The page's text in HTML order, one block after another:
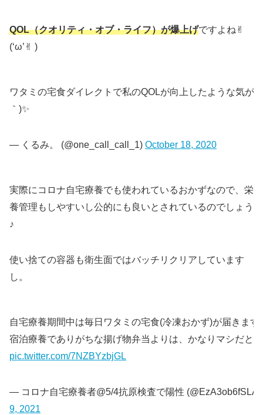
QOL（クオリティ・オブ・ライフ）が爆上げですよね✌︎
(‘ω’✌︎ )
ワタミの宅食ダイレクトで私のQOLが向上したような気が
｀)✨
— くるみ。 (@one_call_call_1) October 18, 2020
実際にコロナ自宅療養でも使われているおかずなので、栄
養管理もしやすいし公的にも良いとされているのでしょう
♪
使い捨ての容器も衛生面ではバッチリクリアしています
し。
自宅療養期間中は毎日ワタミの宅食(冷凍おかず)が届きます
宿泊療養でありがちな揚げ物弁当よりは、かなりマシだと
pic.twitter.com/7NZBYzbjGL
— コロナ自宅療養者@5/4抗原検査で陽性
9, 2021